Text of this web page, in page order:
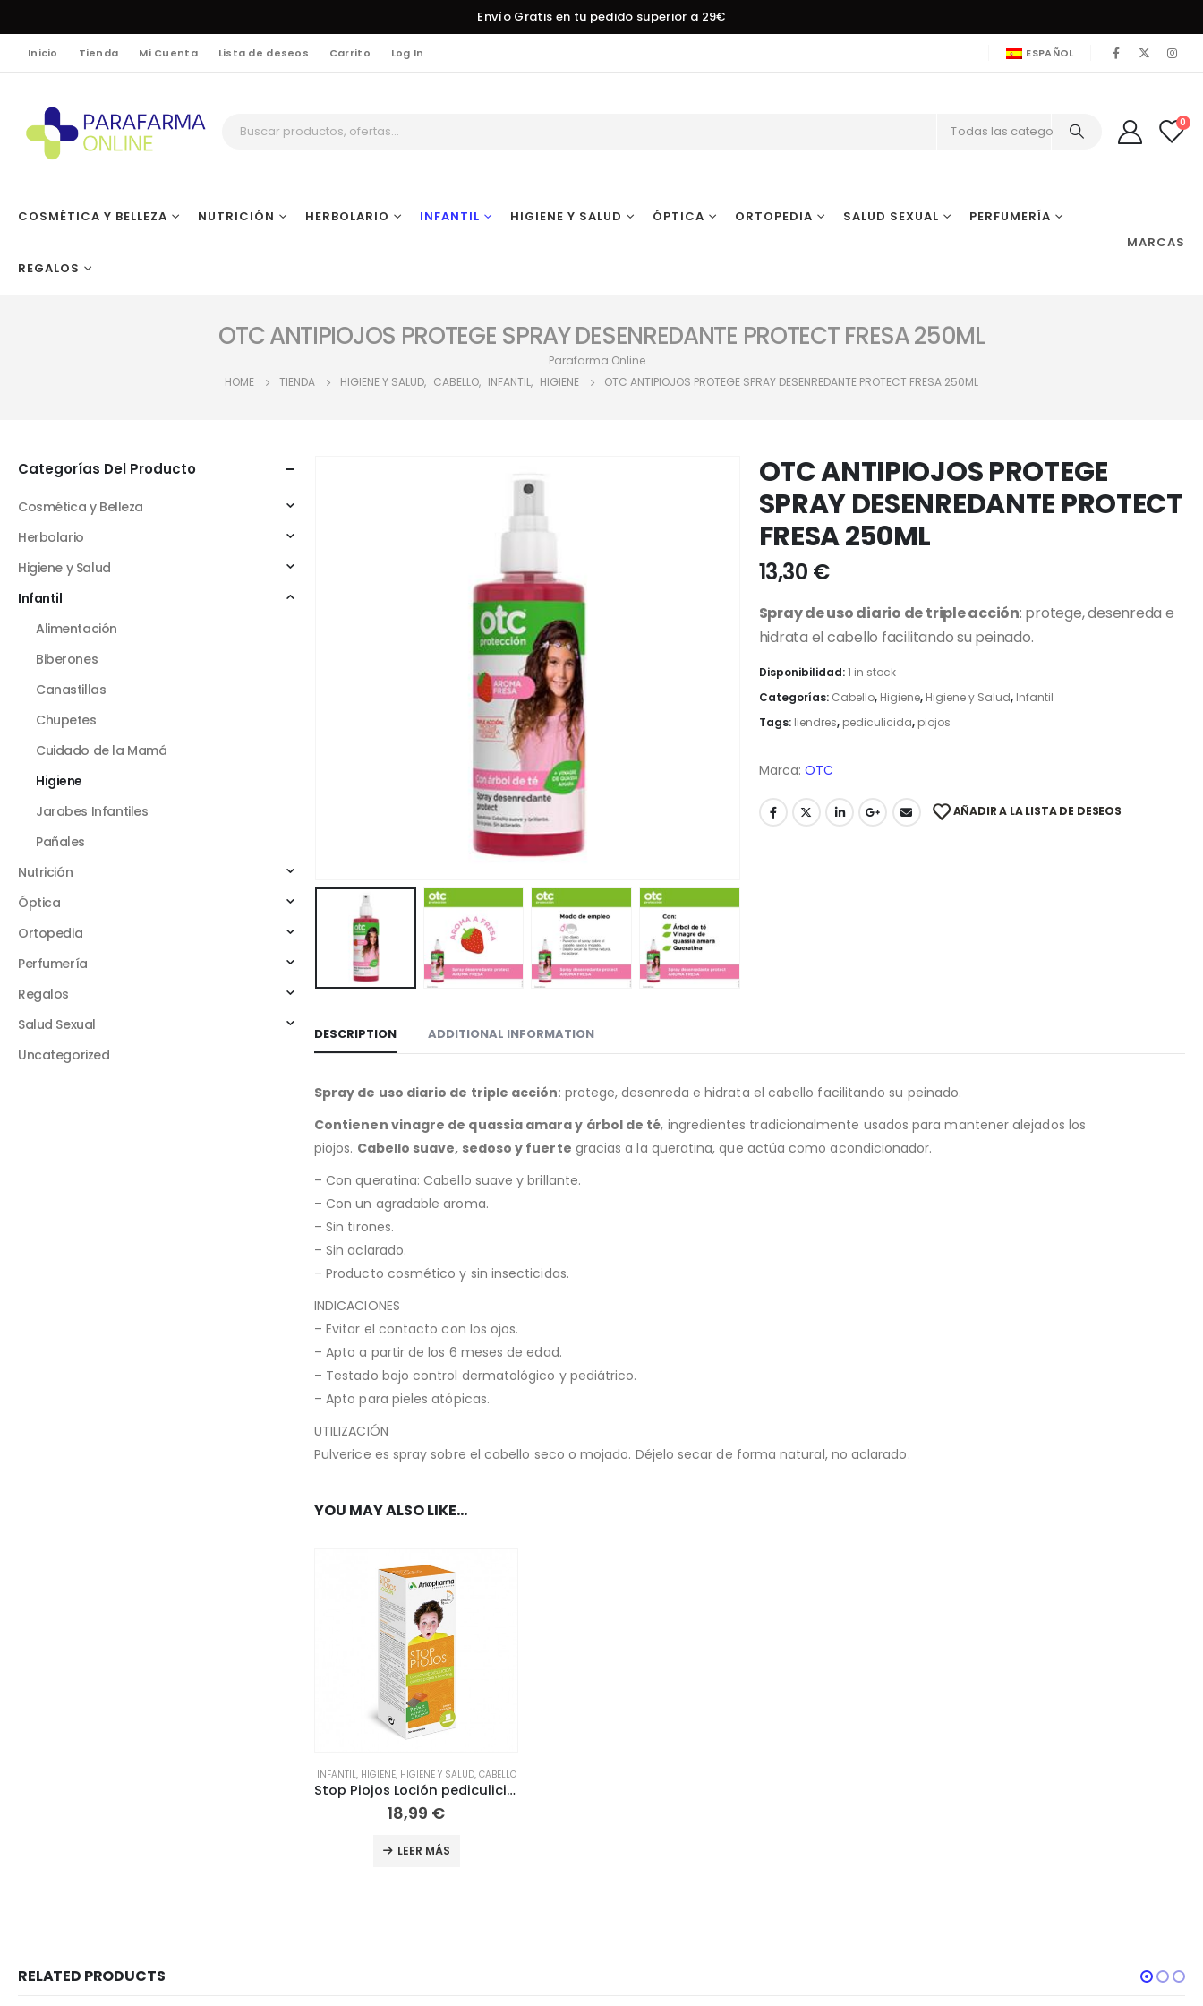
Envío Gratis en tu pedido superior a 29€
Inicio Tienda Mi Cuenta Lista de deseos Carrito Log In ESPAÑOL
Todas las categorías
0
COSMÉTICA Y BELLEZA NUTRICIÓN HERBOLARIO INFANTIL HIGIENE Y SALUD ÓPTICA ORTOPEDIA SALUD SEXUAL PERFUMERÍA
REGALOS
MARCAS
OTC ANTIPIOJOS PROTEGE SPRAY DESENREDANTE PROTECT FRESA 250ML
Parafarma Online
HOME
TIENDA HIGIENE Y SALUD, CABELLO, INFANTIL, HIGIENE OTC ANTIPIOJOS PROTEGE SPRAY DESENREDANTE PROTECT FRESA 250ML
OTC ANTIPIOJOS PROTEGE
SPRAY DESENREDANTE PROTECT
FRESA 250ML
13,30 €
Spray de uso diario de triple acción: protege, desenreda e
hidrata el cabello facilitando su peinado.
Disponibilidad:1 in stock
Categorías: Cabello, Higiene, Higiene y Salud, Infantil
Tags: liendres, pediculicida, piojos
Marca: OTC
AÑADIR A LA LISTA DE DESEOS
DESCRIPTION ADDITIONAL INFORMATION
Spray de uso diario de triple acción: protege, desenreda e hidrata el cabello facilitando su peinado.
Contienen vinagre de quassia amara y árbol de té, ingredientes tradicionalmente usados para mantener alejados los
piojos. Cabello suave, sedoso y fuerte gracias a la queratina, que actúa como acondicionador.
– Con queratina: Cabello suave y brillante.
– Con un agradable aroma.
– Sin tirones.
– Sin aclarado.
– Producto cosmético y sin insecticidas.
INDICACIONES
– Evitar el contacto con los ojos.
– Apto a partir de los 6 meses de edad.
– Testado bajo control dermatológico y pediátrico.
– Apto para pieles atópicas.
UTILIZACIÓN
Pulverice es spray sobre el cabello seco o mojado. Déjelo secar de forma natural, no aclarado.
YOU MAY ALSO LIKE…
INFANTIL, HIGIENE, HIGIENE Y SALUD, CABELLO
Stop Piojos Loción pediculicida + Peine 100ml
18,99 €
LEER MÁS
Categorías Del Producto
Cosmética y Belleza
Herbolario
Higiene y Salud
Infantil
Alimentación
Biberones
Canastillas
Chupetes
Cuidado de la Mamá
Higiene
Jarabes Infantiles
Pañales
Nutrición
Óptica
Ortopedia
Perfumería
Regalos
Salud Sexual
Uncategorized
RELATED PRODUCTS